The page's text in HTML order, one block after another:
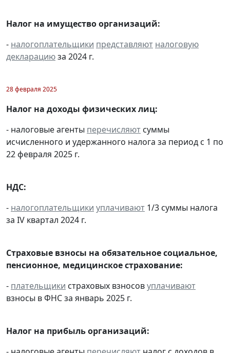
Налог на имущество организаций:
- налогоплательщики представляют налоговую
декларациюза 2024 г.
28 февраля 2025
Налог на доходы физических лиц:
- налоговые агенты перечисляют суммы
исчисленного и удержанного налога за период с 1 по
22 февраля 2025 г.
НДС:
- налогоплательщики уплачивают 1/3 суммы налога
за IV квартал 2024 г.
Страховые взносы на обязательное социальное,
пенсионное, медицинское страхование:
- плательщики страховых взносовуплачивают
взносы в ФНС за январь 2025 г.
Налог на прибыль организаций: